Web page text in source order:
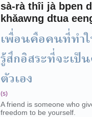
sà-rà thîi jà bpen
khǎawng dtua
เพื่อนคือคนที่ทำ
รู้สึกอิสระที่จะเป็
ตัวเอง
(s)
A friend is someone who
freedom to be yourself.